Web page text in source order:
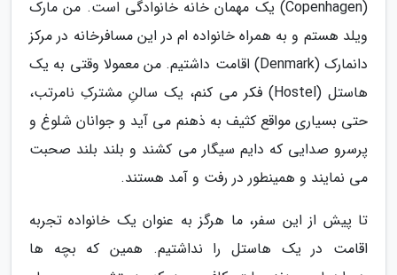
(Copenhagen) یک مهمان خانه خانوادگی است. من مارک
ویلد هستم و به همراه خانواده ام در این مسافرخانه در مرکز
دانمارک (Denmark) اقامت داشتیم. من معمولا وقتی به یک
هاستل (Hostel) فکر می کنم، یک سالنِ مشترکِ نامرتب،
حتی بسیاری مواقع کثیف به ذهنم می آید و جوانان شلوغ و
پرسرو صدایی که دایم سیگار می کشند و بلند بلند صحبت
می نمایند و همینطور در رفت و آمد هستند.
تا پیش از این سفر، ما هرگز به عنوان یک خانواده تجربه
اقامت در یک هاستل را نداشتیم. همین که بچه ها